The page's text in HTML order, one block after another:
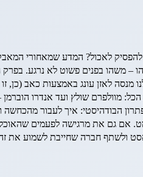
לאכול? המדע שמאחורי
משהו בפנים פשוט לא נרגע. בפרק
מנסה לאזן עונג באמצעות כאב (כן,
מוולפרם שולץ ועד אנדרו
אם גם את מרגישה לפעמים שהאוכל
ולשתף חברה שחייבת לשמוע את